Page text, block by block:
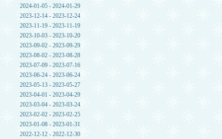
2024-01-05 - 2024-01-29
2023-12-14 - 2023-12-24
2023-11-19 - 2023-11-19
2023-10-03 - 2023-10-20
2023-09-02 - 2023-09-29
2023-08-02 - 2023-08-28
2023-07-09 - 2023-07-16
2023-06-24 - 2023-06-24
2023-05-13 - 2023-05-27
2023-04-01 - 2023-04-29
2023-03-04 - 2023-03-24
2023-02-02 - 2023-02-25
2023-01-08 - 2023-01-31
2022-12-12 - 2022-12-30